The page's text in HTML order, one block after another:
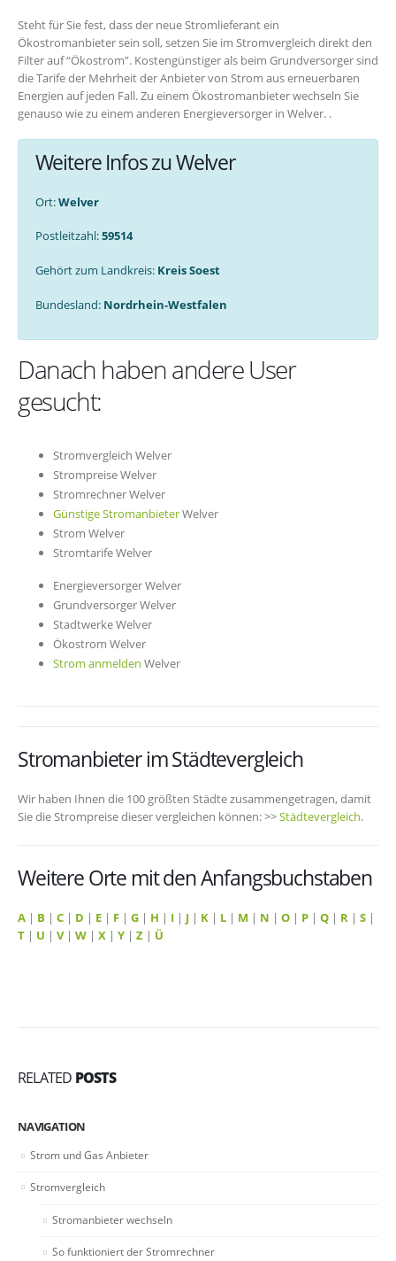
Steht für Sie fest, dass der neue Stromlieferant ein
Ökostromanbieter sein soll, setzen Sie im Stromvergleich direkt den
Filter auf “Ökostrom”. Kostengünstiger als beim Grundversorger sind
die Tarife der Mehrheit der Anbieter von Strom aus erneuerbaren
Energien auf jeden Fall. Zu einem Ökostromanbieter wechseln Sie
genauso wie zu einem anderen Energieversorger in Welver. .
Weitere Infos zu Welver
Ort:Welver
Postleitzahl:59514
Gehört zum Landkreis: Kreis Soest
Bundesland: Nordrhein-Westfalen
Danach haben andere User
gesucht:
Stromvergleich Welver
Strompreise Welver
Stromrechner Welver
Günstige StromanbieterWelver
Strom Welver
Stromtarife Welver
Energieversorger Welver
Grundversorger Welver
Stadtwerke Welver
Ökostrom Welver
Strom anmelden Welver
Stromanbieter im Städtevergleich
Wir haben Ihnen die 100 größten Städte zusammengetragen, damit
Sie die Strompreise dieser vergleichen können: >>Städtevergleich.
Weitere Orte mit den Anfangsbuchstaben
A | B | C | D | E | F | G | H | I | J | K | L | M | N | O | P | Q | R | S |
T | U | V| W | X | Y | Z | Ü
RELATED POSTS
NAVIGATION
Strom und Gas Anbieter
Stromvergleich
Stromanbieter wechseln
So funktioniert der Stromrechner